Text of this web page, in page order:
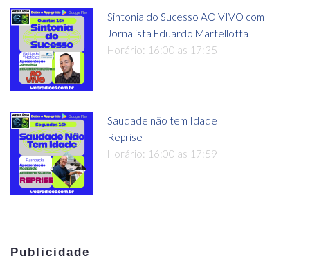
Sintonia do Sucesso AO VIVO com
Jornalista Eduardo Martellotta
Horário: 16:00 as 17:35
Saudade não tem Idade
Reprise
Horário: 16:00 as 17:59
Publicidade